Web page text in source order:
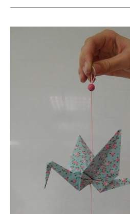
dell’Arte